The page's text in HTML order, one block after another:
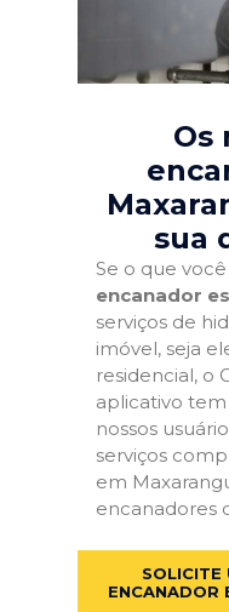
Os
sua
Se o que
encanador
serviços de
imóvel, seja
residencial, o
aplicativo
nossos
serviços
em
encanadores
SOLICITE
ENCANADOR